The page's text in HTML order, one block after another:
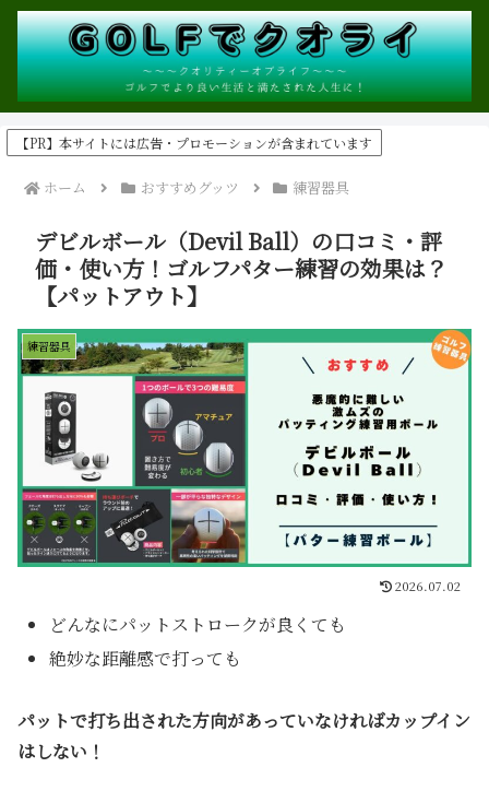
【PR】本サイトには広告・プロモーションが含まれています
ホーム おすすめグッツ 練習器具
デビルボール（Devil Ball）の口コミ・評
価・使い方！ゴルフパター練習の効果は？
【パットアウト】
練習器具
2026.07.02
どんなにパットストロークが良くても
絶妙な距離感で打っても
パットで打ち出された方向があっていなければカップイン
はしない！